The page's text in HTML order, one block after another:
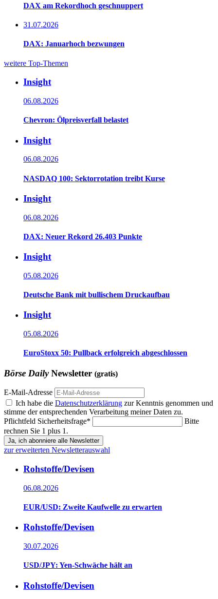
DAX am Rekordhoch geschnuppert
31.07.2026
DAX: Januarhoch bezwungen
weitere Top-Themen
Insight
06.08.2026
Chevron: Ölpreisverfall belastet
Insight
06.08.2026
NASDAQ 100: Sektorrotation treibt Kurse
Insight
06.08.2026
DAX: Neuer Rekord 26.403 Punkte
Insight
05.08.2026
Deutsche Bank mit bullischem Druckaufbau
Insight
05.08.2026
EuroStoxx 50: Pullback erfolgreich abgeschlossen
Börse DailyNewsletter (gratis)
E-Mail-Adresse
Ich habe die Datenschutzerklärung zur Kenntnis genommen und
stimme der entsprechenden Verarbeitung meiner Daten zu.
Pflichtfeld Sicherheitsfrage*
Bitte
rechnen Sie 1 plus 1.
Ja, ich abonniere alle Newsletter
zur erweiterten Newsletterauswahl
Rohstoffe/Devisen
06.08.2026
EUR/USD: Zweite Kaufwelle zu erwarten
Rohstoffe/Devisen
30.07.2026
USD/JPY: Yen-Schwäche hält an
Rohstoffe/Devisen